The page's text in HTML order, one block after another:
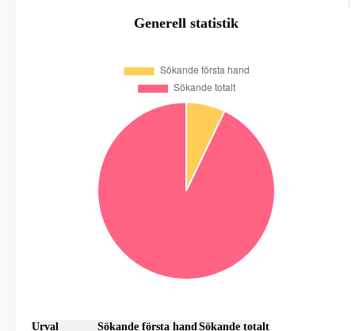
Generell statistik
Urval Sökande första hand Sökande totalt